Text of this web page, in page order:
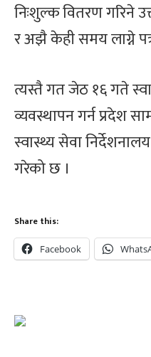
निःशुल्क वितरण गरिने
र अझै केही समय लाग्ने
त्यस्तै गत जेठ १६ गते
व्यवस्थापन गर्न प्रदेश
स्वास्थ्य सेवा
गरेको छ ।
Share this:
Facebook